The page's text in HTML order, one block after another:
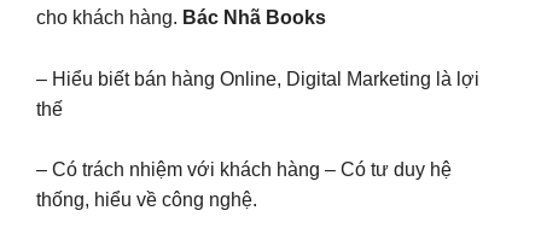
cho khách hàng. Bác Nhã Books
– Hiểu biết bán hàng Online, Digital Marketing là lợi
thế
– Có trách nhiệm với khách hàng – Có tư duy hệ
thống, hiểu về công nghệ.